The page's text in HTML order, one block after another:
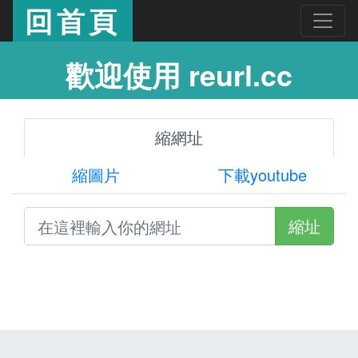
回首頁
歡迎使用 reurl.cc
縮網址
縮圖片
下載youtube
縮址